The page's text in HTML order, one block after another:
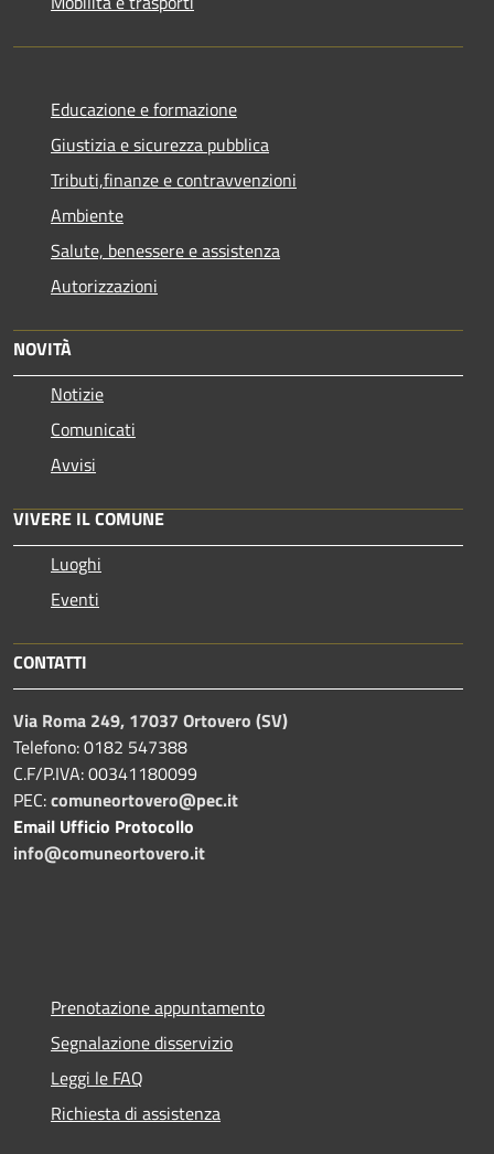
Educazione e formazione
Giustizia e sicurezza pubblica
Tributi,finanze e contravvenzioni
Ambiente
Salute, benessere e assistenza
Autorizzazioni
NOVITÀ
Notizie
Comunicati
Avvisi
VIVERE IL COMUNE
Luoghi
Eventi
CONTATTI
Via Roma 249, 17037 Ortovero (SV)
Telefono: 0182 547388
C.F/P.IVA: 00341180099
PEC:comuneortovero@pec.it
Email Ufficio Protocollo
info@comuneortovero.it
Prenotazione appuntamento
Segnalazione disservizio
Leggi le FAQ
Richiesta di assistenza